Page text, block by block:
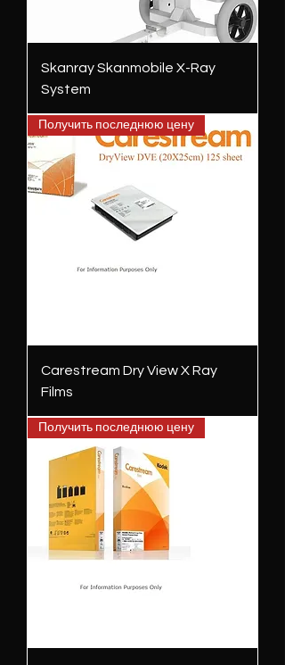
Skanray Skanmobile X-Ray
System
Получить последнюю цену
Carestream Dry View X Ray
Films
Получить последнюю цену